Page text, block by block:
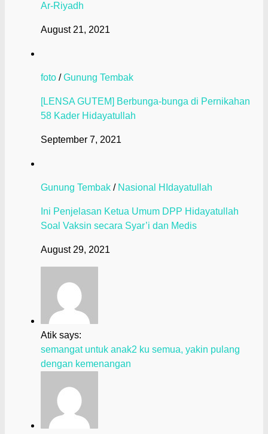
Ar-Riyadh
August 21, 2021
foto /Gunung Tembak
[LENSA GUTEM] Berbunga-bunga di Pernikahan
58 Kader Hidayatullah
September 7, 2021
Gunung Tembak / Nasional HIdayatullah
Ini Penjelasan Ketua Umum DPP Hidayatullah
Soal Vaksin secara Syar’i dan Medis
August 29, 2021
Atik says:
semangat untuk anak2 ku semua, yakin pulang
dengan kemenangan